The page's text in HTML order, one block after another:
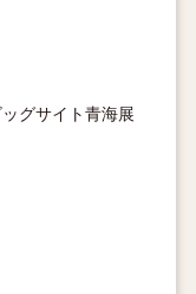
グサイト青海展